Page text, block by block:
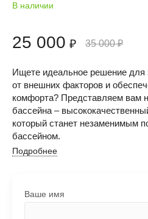
В наличии
25 000 ₽ 35 000₽
Ищете идеальное решение для
от внешних факторов и
комфорта? Представляем вам
бассейна –
который станет незаменимым
бассейном.
Подробнее
Ваше имя